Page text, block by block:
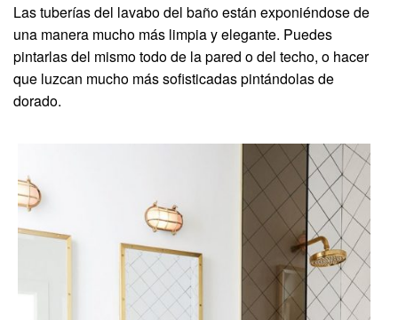
Las tuberías del lavabo del baño están exponiéndose de
una manera mucho más limpia y elegante. Puedes
pintarlas del mismo todo de la pared o del techo, o hacer
que luzcan mucho más sofisticadas pintándolas de
dorado.